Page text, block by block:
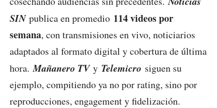
SINpublica en promedio 114 videos por
semana, con transmisiones en vivo, noticiarios
adaptados al formato digital y cobertura de última
hora.Mañanero TVy Telemicro siguen su
ejemplo, compitiendo ya no por rating, sino por
reproducciones, engagement y fidelización.